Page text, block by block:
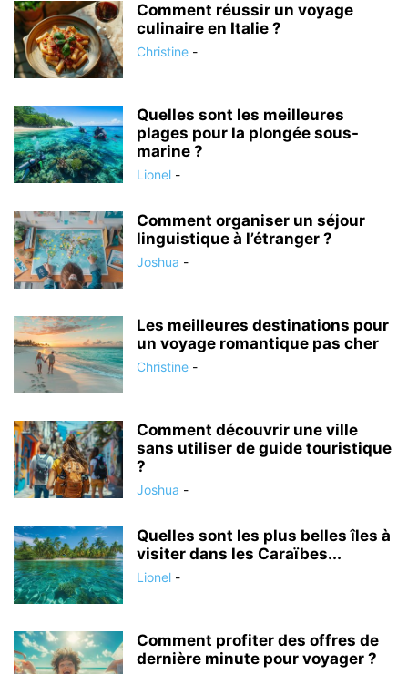
Comment réussir un voyage
culinaire en Italie ?
Christine -
Quelles sont les meilleures
plages pour la plongée sous-
marine ?
Lionel -
Comment organiser un séjour
linguistique à l’étranger ?
Joshua -
Les meilleures destinations pour
un voyage romantique pas cher
Christine -
Comment découvrir une ville
sans utiliser de guide touristique
?
Joshua -
Quelles sont les plus belles îles à
visiter dans les Caraïbes...
Lionel -
Comment profiter des offres de
dernière minute pour voyager ?